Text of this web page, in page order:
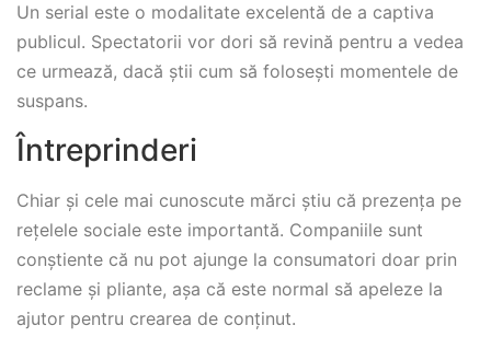
Un serial este o modalitate excelentă de a captiva
publicul. Spectatorii vor dori să revină pentru a vedea
ce urmează, dacă știi cum să folosești momentele de
suspans.
Întreprinderi
Chiar și cele mai cunoscute mărci știu că prezența pe
rețelele sociale este importantă. Companiile sunt
conștiente că nu pot ajunge la consumatori doar prin
reclame și pliante, așa că este normal să apeleze la
ajutor pentru crearea de conținut.